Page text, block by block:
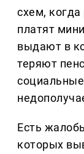
схем,
платят
выдают в
теряют
Есть
которых